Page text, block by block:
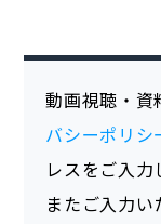
動画視聴・資
バシーポリシ
レスをご入力
またご入力